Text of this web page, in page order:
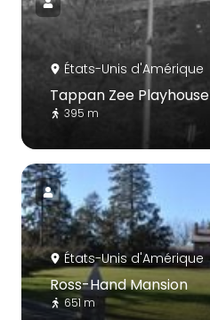
États-Unis d'Amérique
Tappan Zee Playhouse
395 m
États-Unis d'Amérique
Ross-Hand Mansion
651 m